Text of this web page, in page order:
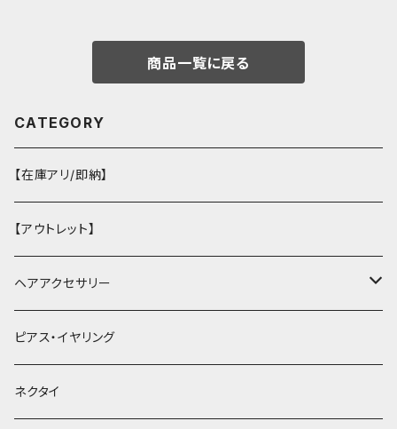
商品一覧に戻る
CATEGORY
【在庫アリ/即納】
【アウトレット】
ヘアアクセサリー
ヘアクリップ
ヘッドドレス・カチューシャ
ピアス・イヤリング
ネクタイ